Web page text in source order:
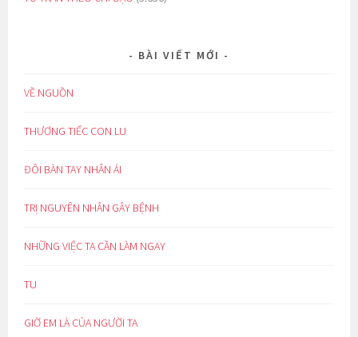
BÀI VIẾT MỚI
VỀ NGUỒN
THƯƠNG TIẾC CON LU
ĐÔI BÀN TAY NHÂN ÁI
TRỊ NGUYÊN NHÂN GÂY BỆNH
NHỮNG VIỆC TA CẦN LÀM NGAY
TU
GIỜ EM LÀ CỦA NGƯỜI TA